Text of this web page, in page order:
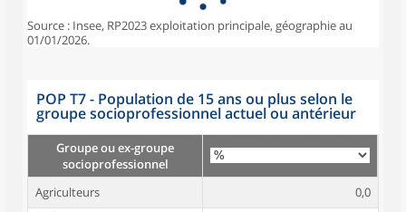
Source : Insee, RP2023 exploitation principale, géographie au
01/01/2026.
POP T7 - Population de 15 ans ou plus selon le
groupe socioprofessionnel actuel ou antérieur
Groupe ou ex-groupe
socioprofessionnel
Agriculteurs
0,0